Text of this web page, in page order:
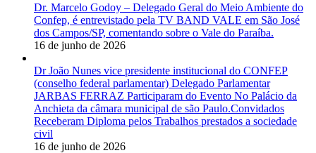
Dr. Marcelo Godoy – Delegado Geral do Meio Ambiente do
Confep, é entrevistado pela TV BAND VALE em São José
dos Campos/SP, comentando sobre o Vale do Paraíba.
16 de junho de 2026
Dr João Nunes vice presidente institucional do CONFEP
(conselho federal parlamentar) Delegado Parlamentar
JARBAS FERRAZ Participaram do Evento No Palácio da
Anchieta da câmara municipal de são Paulo.Convidados
Receberam Diploma pelos Trabalhos prestados a sociedade
civil
16 de junho de 2026